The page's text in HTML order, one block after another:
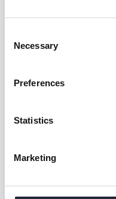
Selection
Necessary
Preferences
Statistics
Marketing
Kontakt & öppettider
Övrig information
Dela